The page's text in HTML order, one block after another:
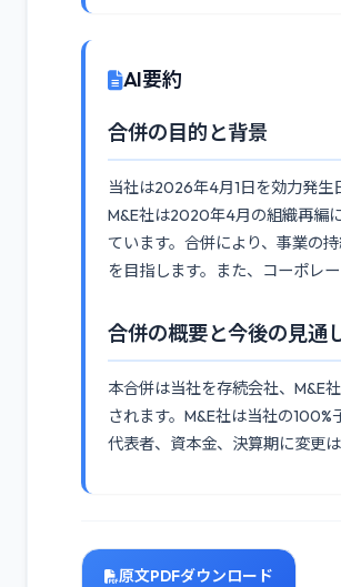
AI要約
合併の目的と背景
当社は2026年4月1日を効力発生
M&E社は2020年4月の組織再編
ています。合併により、事業の
を目指します。また、コーポレ
合併の概要と今後の見通
本合併は当社を存続会社、M&E
されます。M&E社は当社の
代表者、資本金、決算期に変更
原文PDFダウンロード